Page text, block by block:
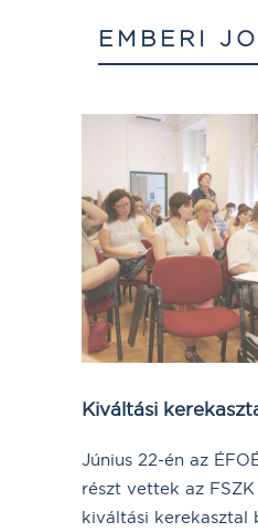
EMBERI
Kiváltási
Június 22-én az
részt vettek az
kiváltási kerekasztal